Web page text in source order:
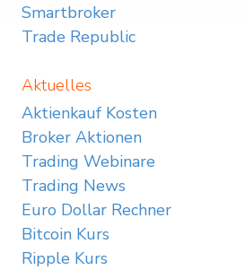
Smartbroker
Trade Republic
Aktuelles
Aktienkauf Kosten
Broker Aktionen
Trading Webinare
Trading News
Euro Dollar Rechner
Bitcoin Kurs
Ripple Kurs